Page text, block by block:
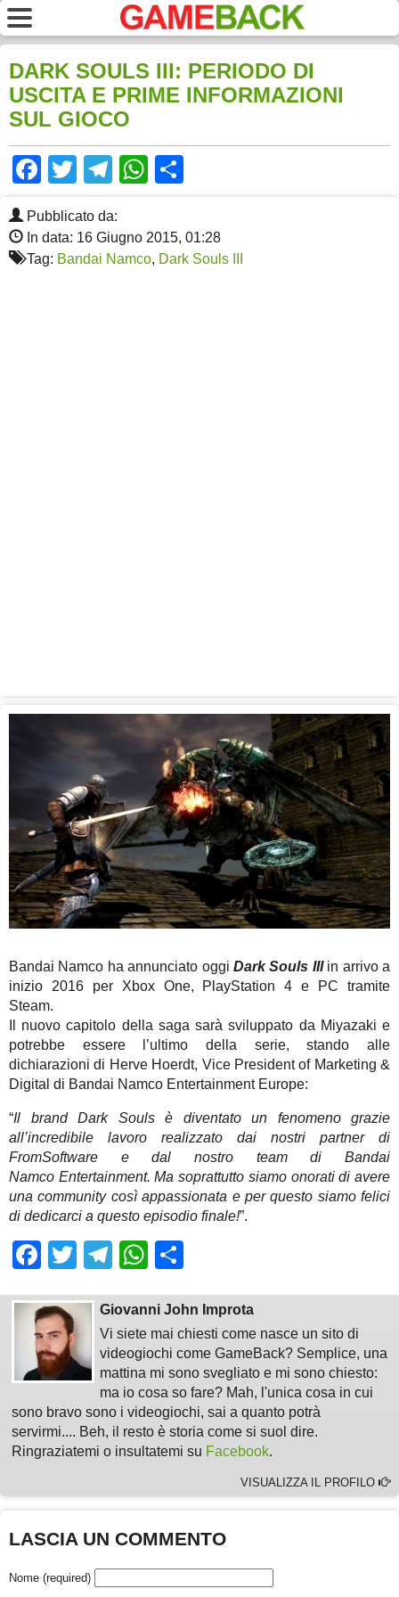
DARK SOULS III: PERIODO DI
USCITA E PRIME INFORMAZIONI
SUL GIOCO
Facebook
TwitterTelegram
WhatsApp
Pubblicato da:
In data: 16 Giugno 2015, 01:28
Tag: Bandai Namco, Dark Souls III
Bandai Namco ha annunciato oggi Dark Souls IIIin arrivo a
inizio 2016 per Xbox One, PlayStation 4 e PC tramite
Steam.
Il nuovo capitolo della saga sarà sviluppato da Miyazaki e
potrebbe essere l’ultimo della serie, stando alle
dichiarazioni di Herve Hoerdt, Vice President of Marketing &
Digital di Bandai Namco Entertainment Europe:
“Il brand Dark Souls è diventato un fenomeno grazie
all’incredibile lavoro realizzato dai nostri partner di
FromSoftware e dal nostro team di Bandai
Namco Entertainment. Ma soprattutto siamo onorati di avere
una community così appassionata e per questo siamo felici
di dedicarci a questo episodio finale!”.
Facebook
TwitterTelegram
WhatsApp
Giovanni John Improta
Vi siete mai chiesti come nasce un sito di
videogiochi come GameBack? Semplice, una
mattina mi sono svegliato e mi sono chiesto:
ma io cosa so fare? Mah, l'unica cosa in cui
sono bravo sono i videogiochi, sai a quanto potrà
servirmi.... Beh, il resto è storia come si suol dire.
Ringraziatemi o insultatemi su Facebook.
VISUALIZZA IL PROFILO
LASCIA UN COMMENTO
Nome (required)